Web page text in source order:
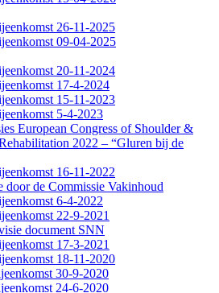
26-11-2025
09-04-2025
20-11-2024
17-4-2024
15-11-2023
5-4-2023
European Congress of Shoulder &
2022 – “Gluren bij de
16-11-2022
door de Commissie Vakinhoud
6-4-2022
22-9-2021
document SNN
17-3-2021
18-11-2020
30-9-2020
24-6-2020